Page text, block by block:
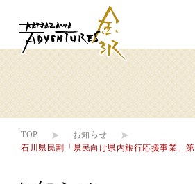
ツアー検索
ツアー検索
TOP
お知らせ
石川県民割「県民向け県内旅行応援事業」